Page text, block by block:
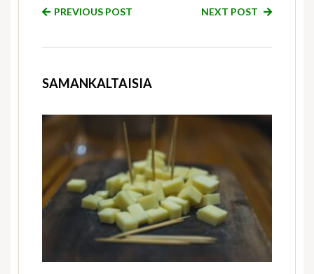
PREVIOUS POST NEXT POST
SAMANKALTAISIA